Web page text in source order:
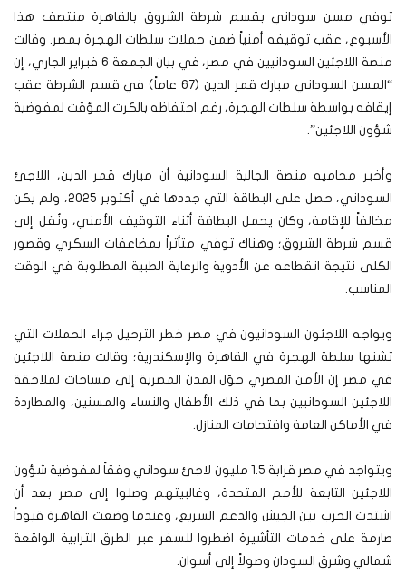
توفي مسن سوداني بقسم شرطة الشروق بالقاهرة منتصف هذا
الأسبوع، عقب توقيفه أمنياً ضمن حملات سلطات الهجرة بمصر. وقالت
منصة اللاجئين السودانيين في مصر، في بيان الجمعة 6 فبراير الجاري، إن
“المسن السوداني مبارك قمر الدين (67 عاماً) في قسم الشرطة عقب
إيقافه بواسطة سلطات الهجرة، رغم احتفاظه بالكرت المؤقت لمفوضية
شؤون اللاجئين”.
وأخبر محاميه منصة الجالية السودانية أن مبارك قمر الدين، اللاجئ
السوداني، حصل على البطاقة التي جددها في أكتوبر 2025، ولم يكن
مخالفاً للإقامة، وكان يحمل البطاقة أثناء التوقيف الأمني، ونُقل إلى
قسم شرطة الشروق؛ وهناك توفي متأثراً بمضاعفات السكري وقصور
الكلى نتيجة انقطاعه عن الأدوية والرعاية الطبية المطلوبة في الوقت
المناسب.
ويواجه اللاجئون السودانيون في مصر خطر الترحيل جراء الحملات التي
تشنها سلطة الهجرة في القاهرة والإسكندرية؛ وقالت منصة اللاجئين
في مصر إن الأمن المصري حوّل المدن المصرية إلى مساحات لملاحقة
اللاجئين السودانيين بما في ذلك الأطفال والنساء والمسنين، والمطاردة
في الأماكن العامة واقتحامات المنازل.
ويتواجد في مصر قرابة 1.5 مليون لاجئ سوداني وفقاً لمفوضية شؤون
اللاجئين التابعة للأمم المتحدة، وغالبيتهم وصلوا إلى مصر بعد أن
اشتدت الحرب بين الجيش والدعم السريع، وعندما وضعت القاهرة قيوداً
صارمة على خدمات التأشيرة اضطروا للسفر عبر الطرق الترابية الواقعة
شمالي وشرق السودان وصولاً إلى أسوان.